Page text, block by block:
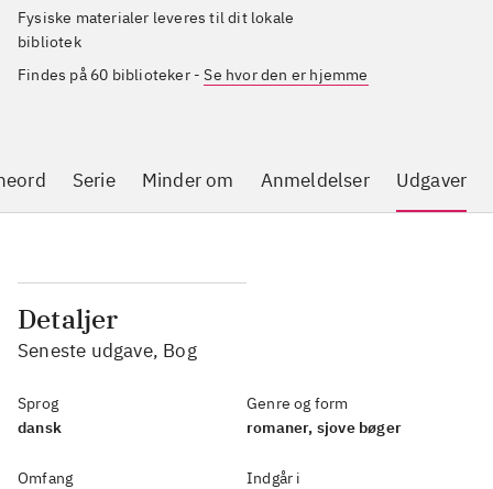
Fysiske materialer leveres til dit lokale
bibliotek
Findes på 60 biblioteker-Se hvor den er hjemme
Serie Minder om Anmeldelser Udgaver
Detaljer
Seneste udgave, Bog
Sprog
dansk
Omfang
Genre og form
romaner, sjove bøger
Indgår i